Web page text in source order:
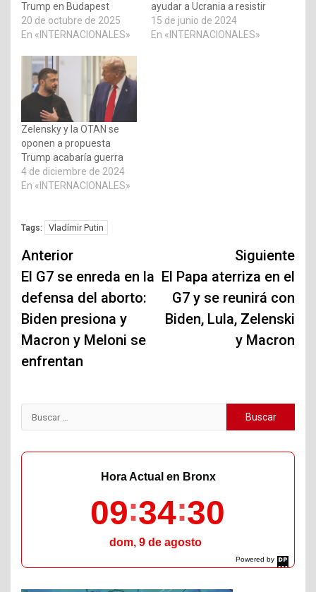
Trump en Budapest
20 de octubre de 2025
En «INTERNACIONALES»
ayudar a Ucrania a resistir
15 de junio de 2024
En «INTERNACIONALES»
Zelensky y la OTAN se
oponen a propuesta
Trump acabaría guerra
4 de diciembre de 2024
En «INTERNACIONALES»
Tags: Vladímir Putin
Navegación
de
entradas
Anterior
El G7 se enreda en la
defensa del aborto:
Biden presiona y
Macron y Meloni se
enfrentan
Siguiente
El Papa aterriza en el
G7 y se reunirá con
Biden, Lula, Zelenski
y Macron
Buscar:
Powered by
DaysPedia.com
Hora Actual en Bronx
09 34 31
dom, 9 de agosto